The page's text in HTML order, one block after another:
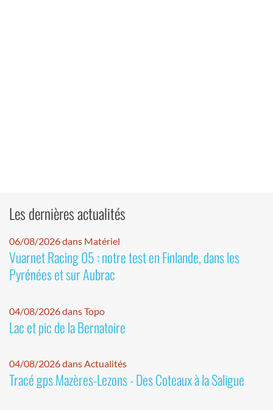
Les dernières actualités
06/08/2026 dans Matériel
Vuarnet Racing 05 : notre test en Finlande, dans les
Pyrénées et sur Aubrac
04/08/2026 dans Topo
Lac et pic de la Bernatoire
04/08/2026 dans Actualités
Tracé gps Mazères-Lezons - Des Coteaux à la Saligue